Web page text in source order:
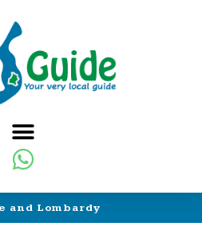
and Lombardy